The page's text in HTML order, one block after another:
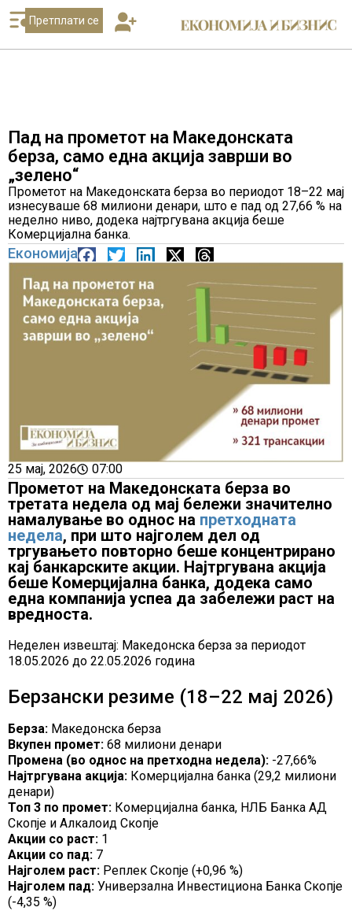
Претплати се
Пад на прометот на Македонската
берза, само една акција заврши во
„зелено“
Прометот на Македонската берза во периодот 18–22 мај
изнесуваше 68 милиони денари, што е пад од 27,66 % на
неделно ниво, додека најтргувана акција беше
Комерцијална банка.
Економија
25 мај, 2026 07:00
Прометот на Македонската берза во
третата недела од мај бележи значително
намалување во однос на претходната
недела, при што најголем дел од
тргувањето повторно беше концентрирано
кај банкарските акции. Најтргувана акција
беше Комерцијална банка, додека само
една компанија успеа да забележи раст на
вредноста.
Неделен извештај: Македонска берза за периодот
18.05.2026 до 22.05.2026 година
Берзански резиме (18–22 мај 2026)
Берза: Македонска берза
Вкупен промет: 68 милиони денари
Промена (во однос на претходна недела): -27,66%
Најтргувана акција: Комерцијална банка (29,2 милиони
денари)
Топ 3 по промет: Комерцијална банка, НЛБ Банка АД
Скопје и Алкалоид Скопје
Акции со раст: 1
Акции со пад: 7
Најголем раст: Реплек Скопје (+0,96 %)
Најголем пад: Универзална Инвестициона Банка Скопје
(-4,35 %)